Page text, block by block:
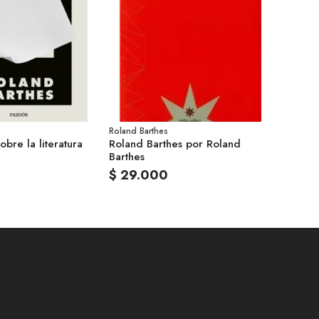
la literatura
Roland Barthes
Roland Barthes por Roland
Barthes
$ 29.000